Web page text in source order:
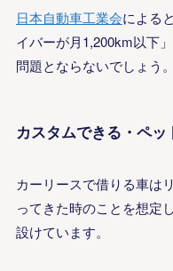
日本自動車工業会による
イバーが月1,200km以下
問題とならないでしょう。
カスタムできる・ペ
カーリースで借りる車は
ってきた時のことを想定
設けています。